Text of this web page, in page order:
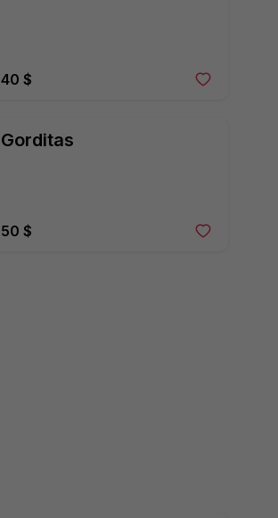
40 $
Gorditas
50 $